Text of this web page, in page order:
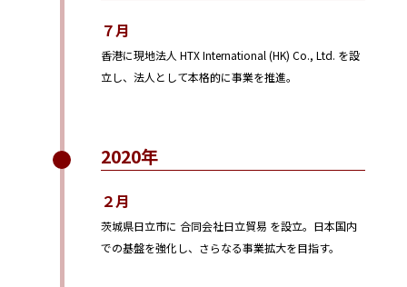
７月
香港に現地法人 HTX International (HK) Co., Ltd. を設
立し、法人として本格的に事業を推進。
2020年
２月
茨城県日立市に 合同会社日立貿易 を設立。日本国内
での基盤を強化し、さらなる事業拡大を目指す。